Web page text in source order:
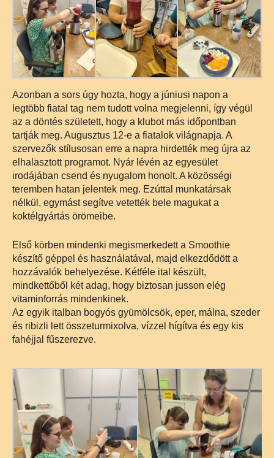
Azonban a sors úgy hozta, hogy a júniusi napon a
legtöbb fiatal tag nem tudott volna megjelenni, így végül
az a döntés született, hogy a klubot más időpontban
tartják meg. Augusztus 12-e a fiatalok világnapja. A
szervezők stílusosan erre a napra hirdették meg újra az
elhalasztott programot. Nyár lévén az egyesület
irodájában csend és nyugalom honolt. A közösségi
teremben hatan jelentek meg. Ezúttal munkatársak
nélkül, egymást segítve vetették bele magukat a
koktélgyártás örömeibe.
Első körben mindenki megismerkedett a Smoothie
készítő géppel és használatával, majd elkezdődött a
hozzávalók behelyezése. Kétféle ital készült,
mindkettőből két adag, hogy biztosan jusson elég
vitaminforrás mindenkinek.
Az egyik italban bogyós gyümölcsök, eper, málna, szeder
és ribizli lett összeturmixolva, vízzel hígítva és egy kis
fahéjjal fűszerezve.